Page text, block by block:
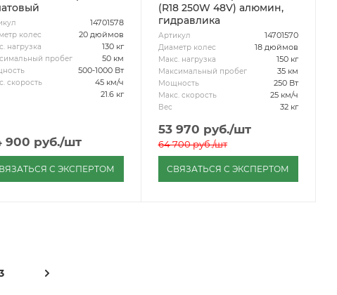
14701578
колес 20 дюймов
нагрузка 130 кг
пробег 50 км
500-1000 Вт
скорость 45 км/ч
21.6 кг
900 руб./шт
С ЭКСПЕРТОМ
(R18 250W 48V) алюмин,
гидравлика
Артикул 14701570
Диаметр колес 18 дюймов
Макс. нагрузка 150 кг
Максимальный пробег 35 км
Мощность 250 Вт
Макс. скорость 25 км/ч
Вес 32 кг
53 970 руб./шт
64 700руб./шт
СВЯЗАТЬСЯ С ЭКСПЕРТОМ